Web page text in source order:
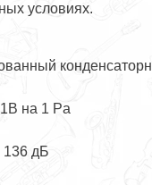
условиях.
на 1 Pa
136 дБ